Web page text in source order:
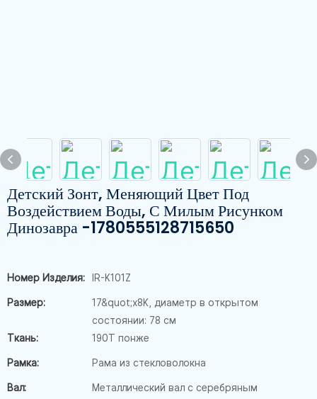
Детский Зонт, Меняющий Цвет Под
Воздействием Воды, С Милым Рисунком
Динозавра -1780555128715650
Номер Изделия: IR-K101Z
Размер:
17&quot;x8K, диаметр в открытом
состоянии: 78 см
Ткань:
190T понже
Рамка: Рама из стекловолокна
Вал:
Металлический вал с серебряным